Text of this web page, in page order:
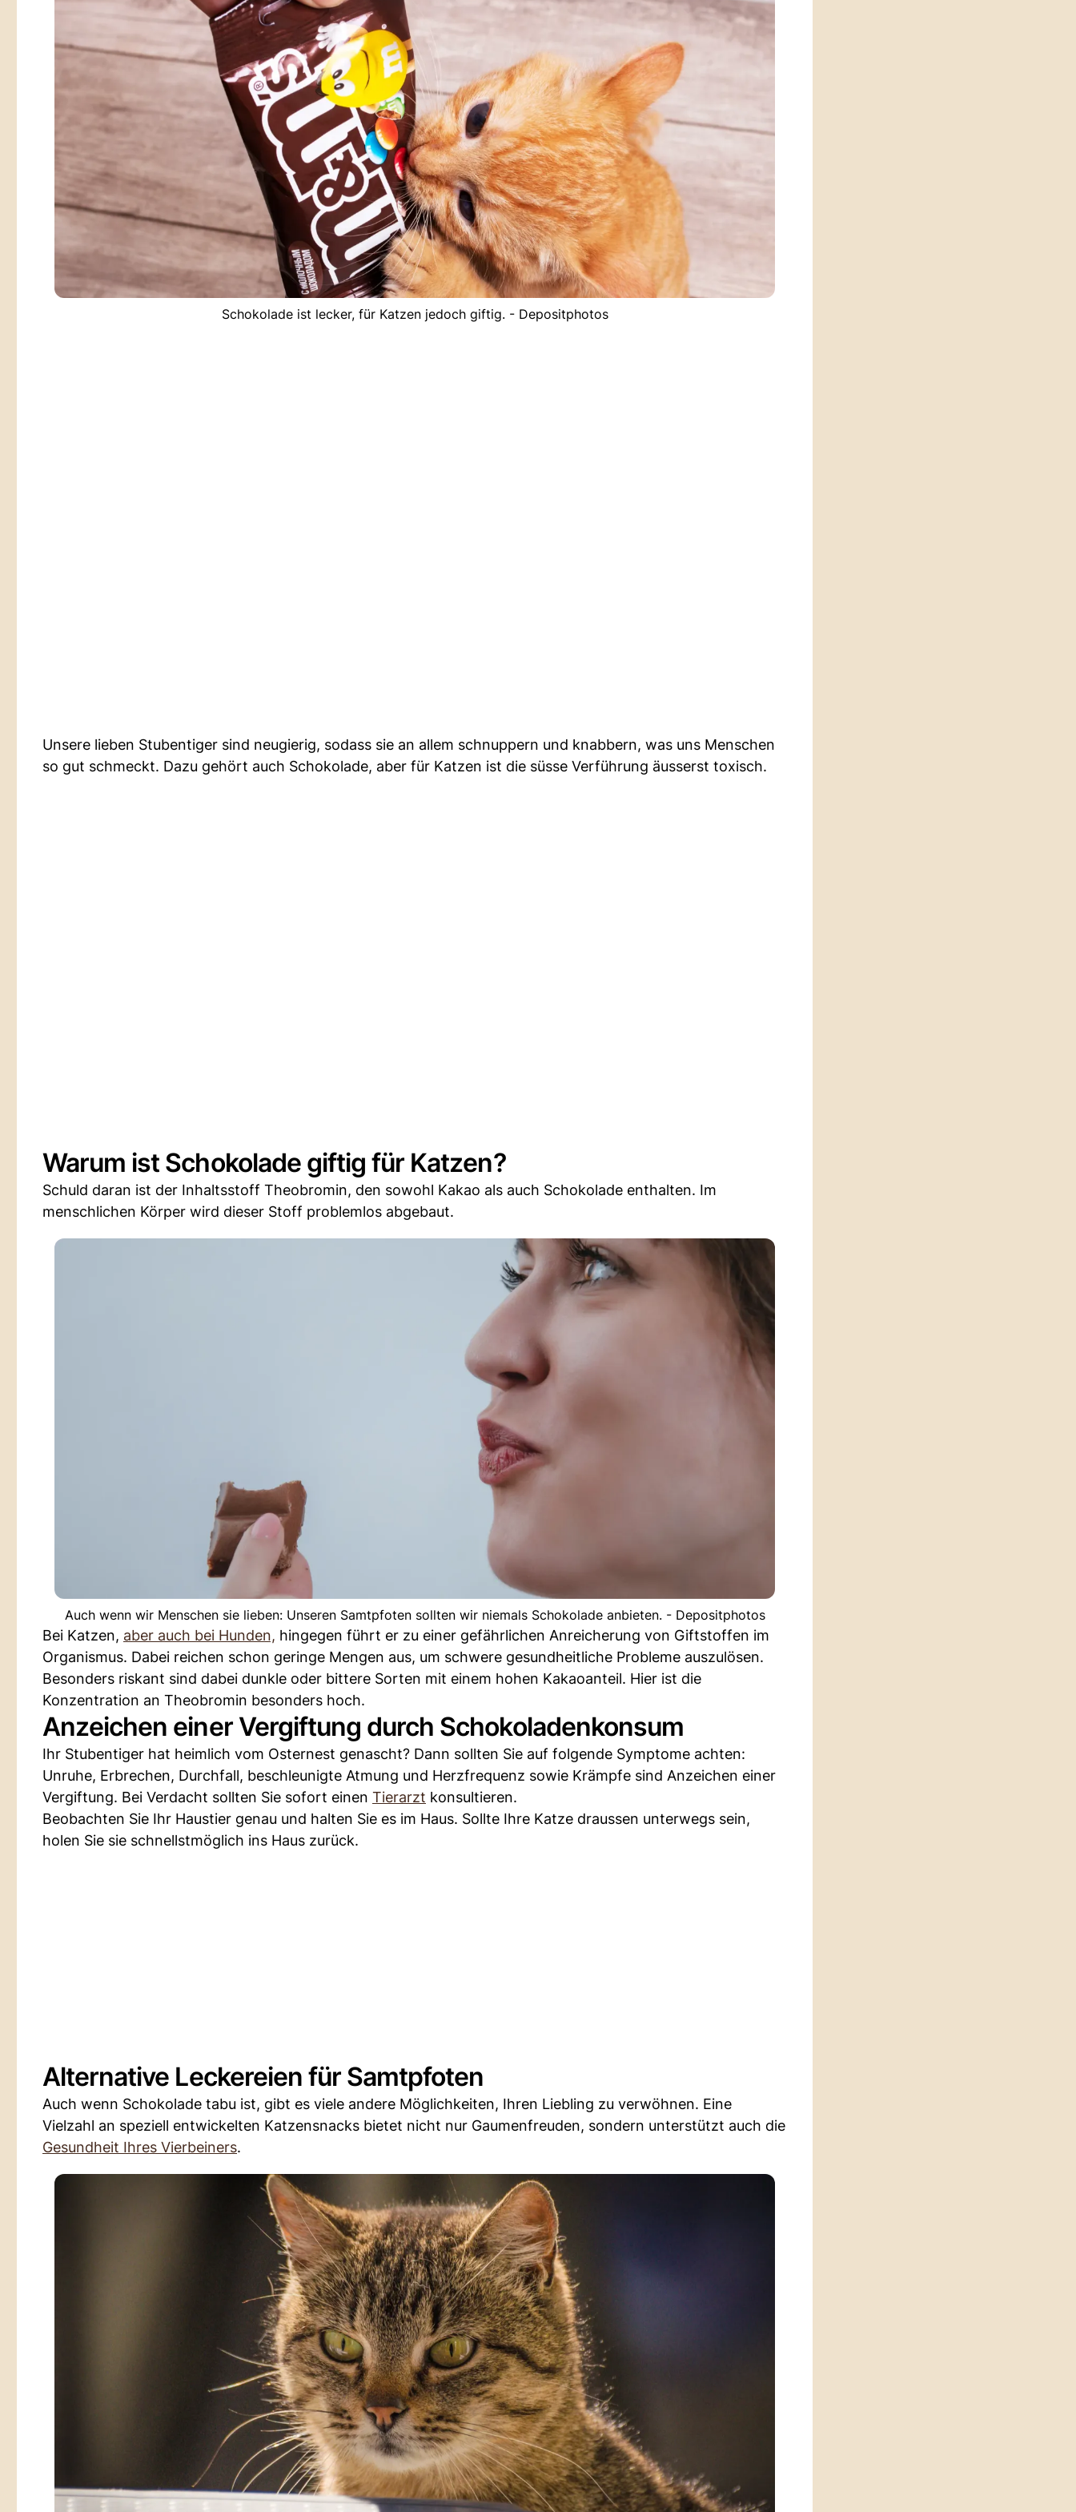
Schokolade ist lecker, für Katzen jedoch giftig. - Depositphotos
Unsere lieben Stubentiger sind neugierig, sodass sie an allem schnuppern und knabbern, was uns Menschen
so gut schmeckt. Dazu gehört auch Schokolade, aber für Katzen ist die süsse Verführung äusserst toxisch.
Warum ist Schokolade giftig für Katzen?
Schuld daran ist der Inhaltsstoff Theobromin, den sowohl Kakao als auch Schokolade enthalten. Im
menschlichen Körper wird dieser Stoff problemlos abgebaut.
Auch wenn wir Menschen sie lieben: Unseren Samtpfoten sollten wir niemals Schokolade anbieten. - Depositphotos
Bei Katzen, aber auch bei Hunden, hingegen führt er zu einer gefährlichen Anreicherung von Giftstoffen im
Organismus. Dabei reichen schon geringe Mengen aus, um schwere gesundheitliche Probleme auszulösen.
Besonders riskant sind dabei dunkle oder bittere Sorten mit einem hohen Kakaoanteil. Hier ist die
Konzentration an Theobromin besonders hoch.
Anzeichen einer Vergiftung durch Schokoladenkonsum
Ihr Stubentiger hat heimlich vom Osternest genascht? Dann sollten Sie auf folgende Symptome achten:
Unruhe, Erbrechen, Durchfall, beschleunigte Atmung und Herzfrequenz sowie Krämpfe sind Anzeichen einer
Vergiftung. Bei Verdacht sollten Sie sofort einen Tierarzt konsultieren.
Beobachten Sie Ihr Haustier genau und halten Sie es im Haus. Sollte Ihre Katze draussen unterwegs sein,
holen Sie sie schnellstmöglich ins Haus zurück.
Alternative Leckereien für Samtpfoten
Auch wenn Schokolade tabu ist, gibt es viele andere Möglichkeiten, Ihren Liebling zu verwöhnen. Eine
Vielzahl an speziell entwickelten Katzensnacks bietet nicht nur Gaumenfreuden, sondern unterstützt auch die
Gesundheit Ihres Vierbeiners.